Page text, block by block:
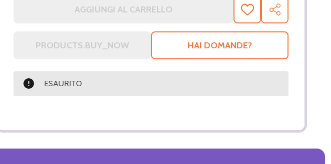
AGGIUNGI AL CARRELLO
AGGIUNGI
ALLA
DESIDERI
CONDIVIDI
HAI DOMANDE?
ESAURITO